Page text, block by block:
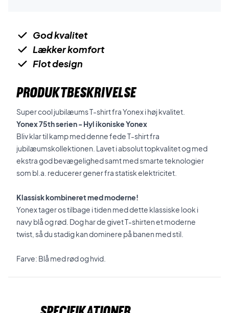
God kvalitet
Lækker komfort
Flot design
PRODUKTBESKRIVELSE
Super cool jubilæums T-shirt fra Yonex i høj kvalitet.
Yonex 75th serien - Hyl ikoniske Yonex
Bliv klar til kamp med denne fede T-shirt fra
jubilæumskollektionen. Lavet i absolut topkvalitet og med
ekstra god bevægelighed samt med smarte teknologier
som bl.a. reducerer gener fra statisk elektricitet.
Klassisk kombineret med moderne!
Yonex tager os tilbage i tiden med dette klassiske look i
navy blå og rød. Dog har de givet T-shirten et moderne
twist, så du stadig kan dominere på banen med stil.
Farve: Blå med rød og hvid.